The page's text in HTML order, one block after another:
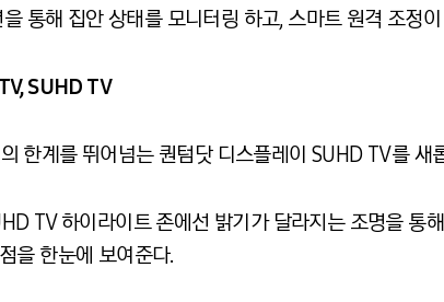
통해 집안 상태를 모니터링 하고, 스마트 원격 조정
SUHD TV
한계를 뛰어넘는 퀀텀닷 디스플레이 SUHD TV를
TV 하이라이트 존에선 밝기가 달라지는 조명을 통
을 한눈에 보여준다.